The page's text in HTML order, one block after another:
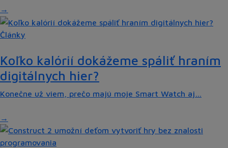
Články
Koľko kalórií dokážeme spáliť hraním
digitálnych hier?
Konečne už viem, prečo majú moje Smart Watch aj…